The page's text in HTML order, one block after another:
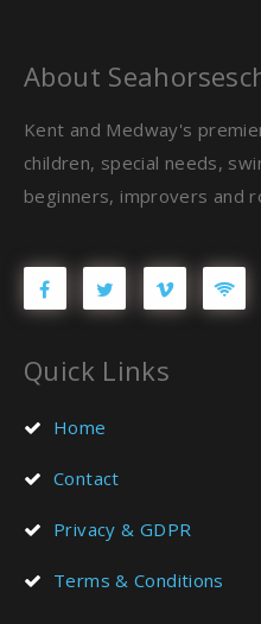
About
Kent and Medway's
children, special needs,
beginners, improvers and
Quick Links
Home
Contact
Privacy & GDPR
Terms & Conditions